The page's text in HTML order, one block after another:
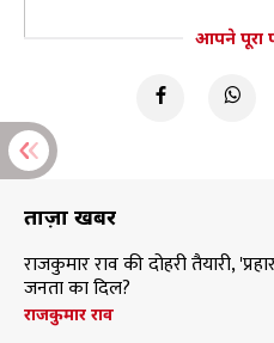
आपने पूरा
ताज़ा खबरें
राजकुमार राव की दोहरी तैयारी,
जनता का दिल?
राजकुमार राव